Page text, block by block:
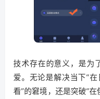
技术存在的意义，是为
爱。无论是解决当下“
看”的窘境，还是突破“